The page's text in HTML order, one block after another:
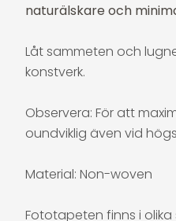
naturälskare och
Låt sammeten och
konstverk.
Observera: För att
oundviklig även vid
Material: Non-woven
Fototapeten finns i olika